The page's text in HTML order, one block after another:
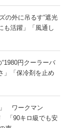
の外に吊るす“遮光
も活躍」「風通し
円クーラーバ
」「保冷剤を止め
」 ワークマン
「90キロ級でも安